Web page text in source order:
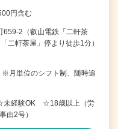
円含む
659-2（叡山電鉄「二軒茶
二軒茶屋」停より徒歩1分）
月単位のシフト制、随時追
未経験OK ☆18歳以上（労
由2号）